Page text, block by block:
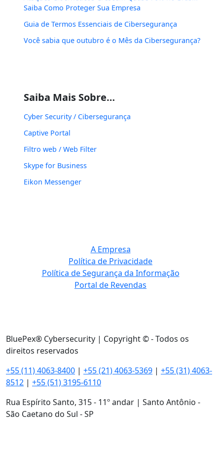
Saiba Como Proteger Sua Empresa
Guia de Termos Essenciais de Cibersegurança
Você sabia que outubro é o Mês da Cibersegurança?
Saiba Mais Sobre…
Cyber Security / Cibersegurança
Captive Portal
Filtro web / Web Filter
Skype for Business
Eikon Messenger
A Empresa
Política de Privacidade
Política de Segurança da Informação
Portal de Revendas
BluePex® Cybersecurity | Copyright © - Todos os
direitos reservados
+55 (11) 4063-8400 | +55 (21) 4063-5369 | +55 (31) 4063-
8512 | +55 (51) 3195-6110
Rua Espírito Santo, 315 - 11º andar | Santo Antônio -
São Caetano do Sul - SP